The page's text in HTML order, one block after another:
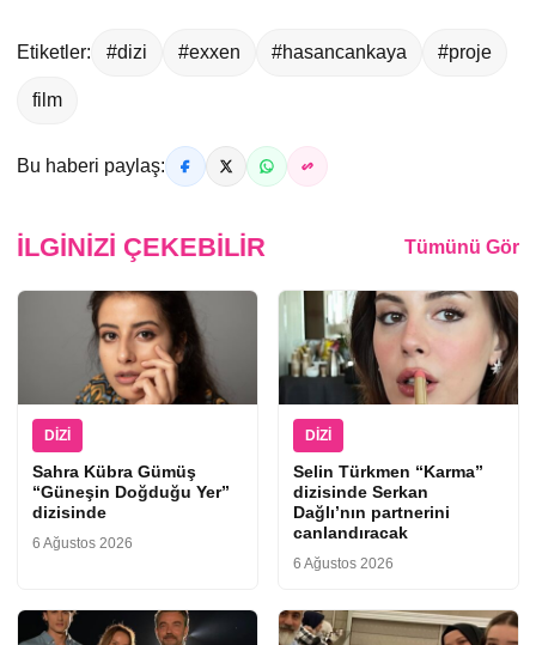
Etiketler: #dizi #exxen #hasancankaya #proje
film
Bu haberi paylaş:
İLGINIZI ÇEKEBILIR Tümünü Gör
DIZI
Sahra Kübra Gümüş
“Güneşin Doğduğu Yer”
dizisinde
6 Ağustos 2026
DIZI
Selin Türkmen “Karma”
dizisinde Serkan
Dağlı’nın partnerini
canlandıracak
6 Ağustos 2026